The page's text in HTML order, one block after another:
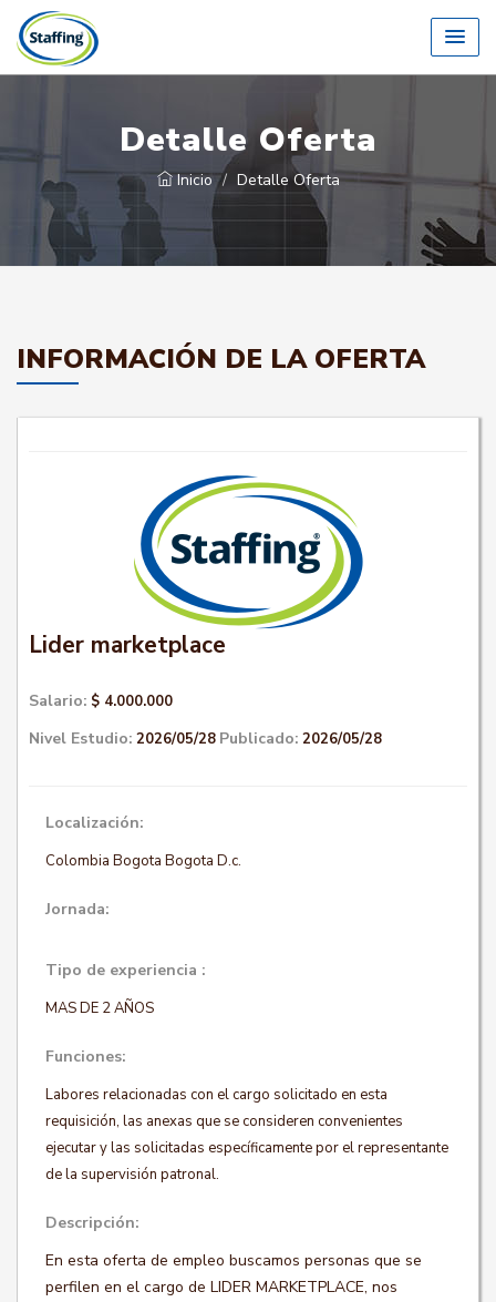
Detalle Oferta
Inicio Detalle Oferta
INFORMACIÓN DE LA OFERTA
Lider marketplace
Salario: $ 4.000.000
Nivel Estudio: 2026/05/28 Publicado: 2026/05/28
Localización:
Colombia Bogota Bogota D.c.
Jornada:
Tipo de experiencia :
MAS DE 2 AÑOS
Funciones:
Labores relacionadas con el cargo solicitado en esta
requisición, las anexas que se consideren convenientes
ejecutar y las solicitadas específicamente por el representante
de la supervisión patronal.
Descripción:
En esta oferta de empleo buscamos personas que se
perfilen en el cargo de LIDER MARKETPLACE, nos